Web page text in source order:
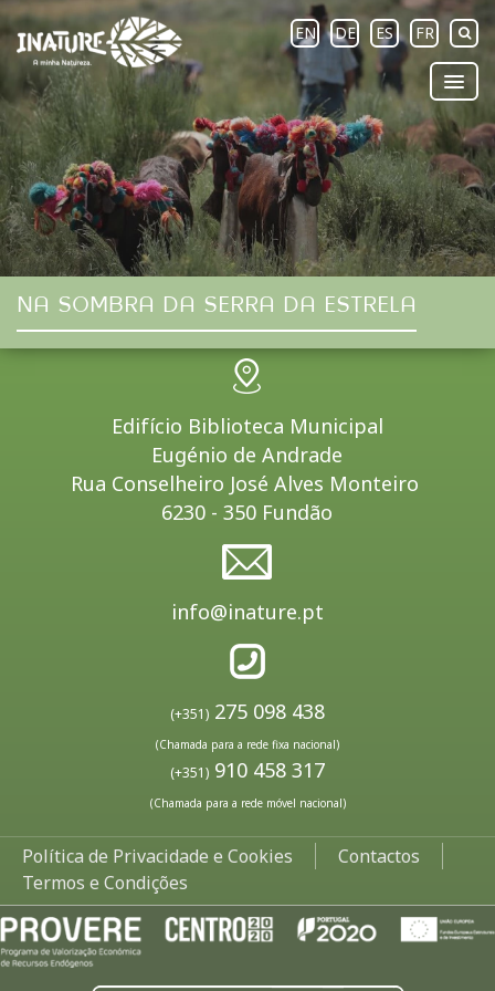
EN DE ES FR
NA SOMBRA DA SERRA DA ESTRELA
Edifício Biblioteca Municipal
Eugénio de Andrade
Rua Conselheiro José Alves Monteiro
6230 - 350 Fundão
info@inature.pt
(+351) 275 098 438
(Chamada para a rede fixa nacional)
(+351) 910 458 317
(Chamada para a rede móvel nacional)
Política de Privacidade e Cookies
Contactos
Termos e Condições